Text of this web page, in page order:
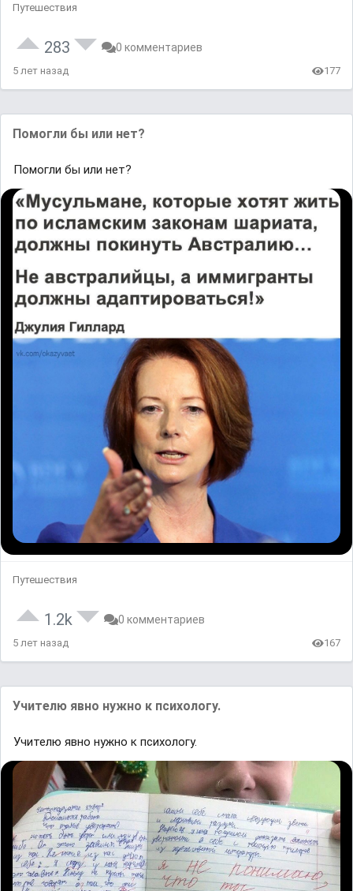
Путешествия
283 0 комментариев
5 лет назад 177
Помогли бы или нет?
Помогли бы или нет?
Путешествия
1.2k 0 комментариев
5 лет назад 167
Учителю явно нужно к психологу.
Учителю явно нужно к психологу.